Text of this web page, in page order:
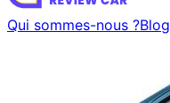
Qui sommes-nous ?Blog